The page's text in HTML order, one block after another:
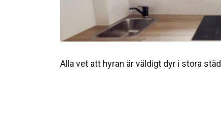
Alla vet att hyran är väldigt dyr i stora